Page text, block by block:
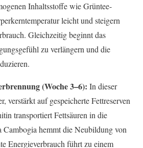
Inhaltsstoffe wie Grüntee-
leicht und steigern
Gleichzeitig beginnt das
zu verlängern und die
(Woche 3–6): In dieser
verstärkt auf gespeicherte Fettreserven
transportiert Fettsäuren in die
hemmt die Neubildung von
Energieverbrauch führt zu einem